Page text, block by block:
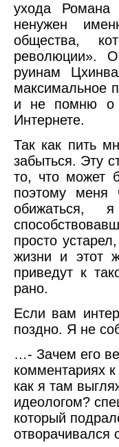
ухода
ненужен
общества,
революции».
руинам
максимальное
и не помню о
Интернете.
Так как пить
забыться. Эту
то, что может
поэтому
обижаться,
просто
жизни и этот
приведут к
рано.
Если вам
поздно. Я не
…- Зачем его
комментариях
как я там
идеологом?
который